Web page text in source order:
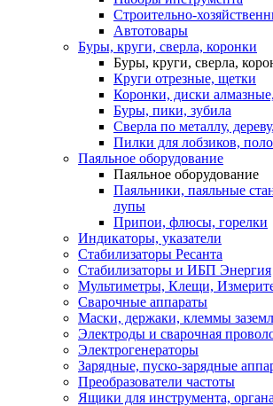
Строительно-
Автотовары
Буры, круги, сверла, коронки
Буры, круги, сверла,
Круги отрезные, щетки
Коронки, диски
Буры, пики, зубила
Сверла по металлу,
Пилки для лобзиков,
Паяльное оборудование
Паяльное оборудование
Паяльники, паяльные
лупы
Припои, флюсы, горелки
Индикаторы, указатели
Стабилизаторы Ресанта
Стабилизаторы и ИБП Энергия
Мультиметры, Клещи,
Сварочные аппараты
Маски, держаки, клеммы
Электроды и сварочная
Электрогенераторы
Зарядные, пуско-зарядные
Преобразователи частоты
Ящики для инструмента,